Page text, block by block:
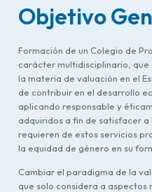
Objetivo
Formación de un Colegio de
carácter multidisciplinario,
la materia de valuación en el
de contribuir en el desarrollo
aplicando responsable y
adquiridos a fin de satisfacer
requieren de estos servicios
la equidad de género en su
Cambiar el paradigma de la
que solo considera a aspectos